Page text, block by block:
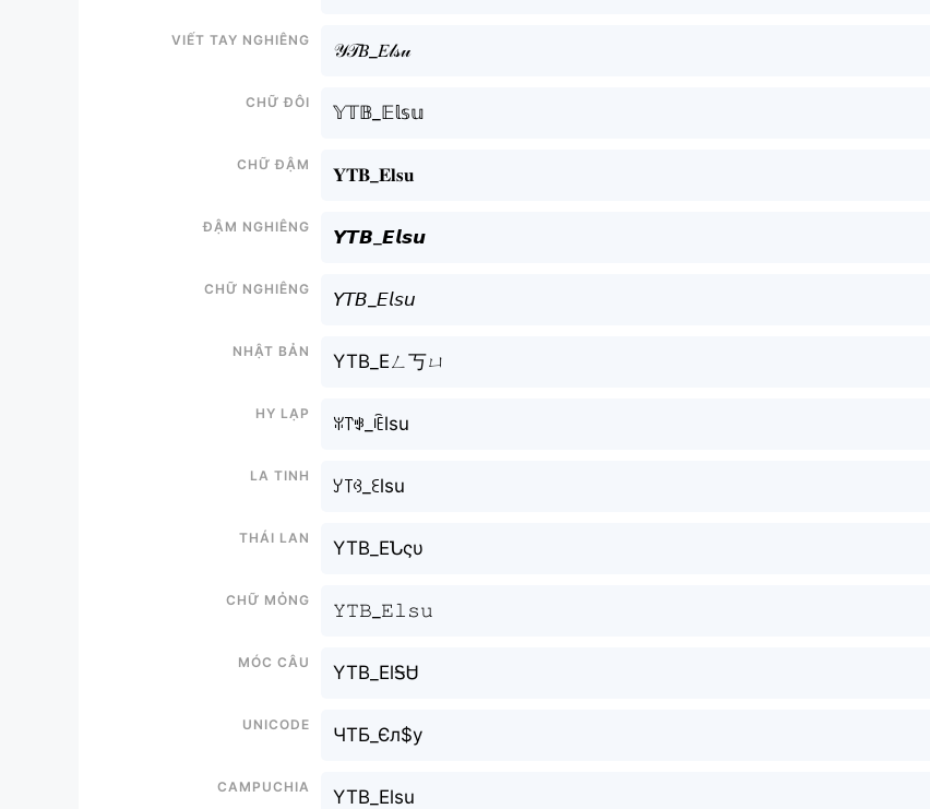
Viết tay nghiêng
𝒴𝒯𝐵_𝐸𝓁𝓈𝓊
Chữ đôi
𝕐𝕋𝔹_𝔼𝕝𝕤𝕦
Chữ đậm
𝐘𝐓𝐁_𝐄𝐥𝐬𝐮
Đậm nghiêng
𝙔𝙏𝘽_𝙀𝙡𝙨𝙪
Chữ nghiêng
𝘠𝘛𝘉_𝘌𝘭𝘴𝘶
Nhật bản
YTB_Eㄥ丂ㄩ
Hy lạp
ꐟ꓅ꃃ_ꍟlsu
La tinh
ꌦ꓄ꃳ_ꏂlsu
Thái lan
YTB_EՆςυ
Chữ mỏng
𝚈𝚃𝙱_𝙴𝚕𝚜𝚞
Móc câu
YTB_ElᎦᏌ
Unicode
ЧТБ_Єл$у
Campuchia
YTB_Elsu